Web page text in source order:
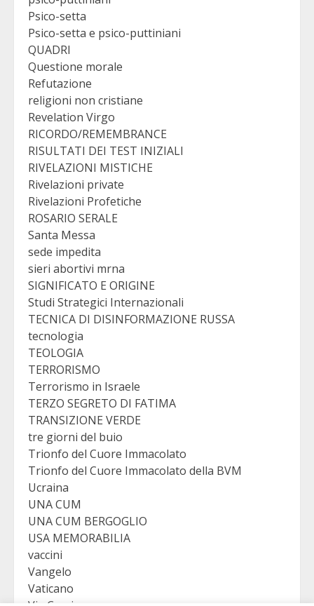
Psico-setta
Psico-setta e psico-puttiniani
QUADRI
Questione morale
Refutazione
religioni non cristiane
Revelation Virgo
RICORDO/REMEMBRANCE
RISULTATI DEI TEST INIZIALI
RIVELAZIONI MISTICHE
Rivelazioni private
Rivelazioni Profetiche
ROSARIO SERALE
Santa Messa
sede impedita
sieri abortivi mrna
SIGNIFICATO E ORIGINE
Studi Strategici Internazionali
TECNICA DI DISINFORMAZIONE RUSSA
tecnologia
TEOLOGIA
TERRORISMO
Terrorismo in Israele
TERZO SEGRETO DI FATIMA
TRANSIZIONE VERDE
tre giorni del buio
Trionfo del Cuore Immacolato
Trionfo del Cuore Immacolato della BVM
Ucraina
UNA CUM
UNA CUM BERGOGLIO
USA MEMORABILIA
vaccini
Vangelo
Vaticano